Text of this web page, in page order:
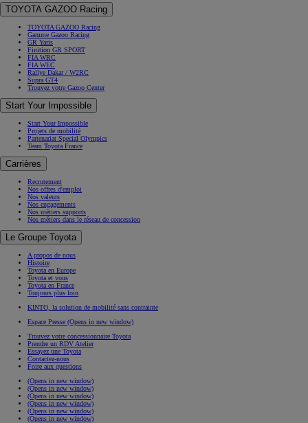
TOYOTA GAZOO Racing
TOYOTA GAZOO Racing
Gamme Gazoo Racing
GR Yaris
Finition GR SPORT
FIA WRC
FIA WEC
Rallye Dakar / W2RC
Supra GT4
Trouvez votre Gazoo Center
Start Your Impossible
Start Your Impossible
Projets de mobilité
Partenariat Special Olympics
Team Toyota France
Carrières
Recrutement
Nos offres d'emploi
Nos valeurs
Nos engagements
Nos métiers supports
Nos métiers dans le réseau de concession
Le Groupe Toyota
A propos de nous
Histoire
Toyota en Europe
Toyota et vous
Toyota en France
Toujours plus loin
KINTO, la solution de mobilité sans contrainte
Espace Presse (Opens in new window)
Trouvez votre concessionnaire Toyota
Prendre un RDV Atelier
Essayez une Toyota
Contactez-nous
Foire aux questions
(Opens in new window)
(Opens in new window)
(Opens in new window)
(Opens in new window)
(Opens in new window)
(Opens in new window)